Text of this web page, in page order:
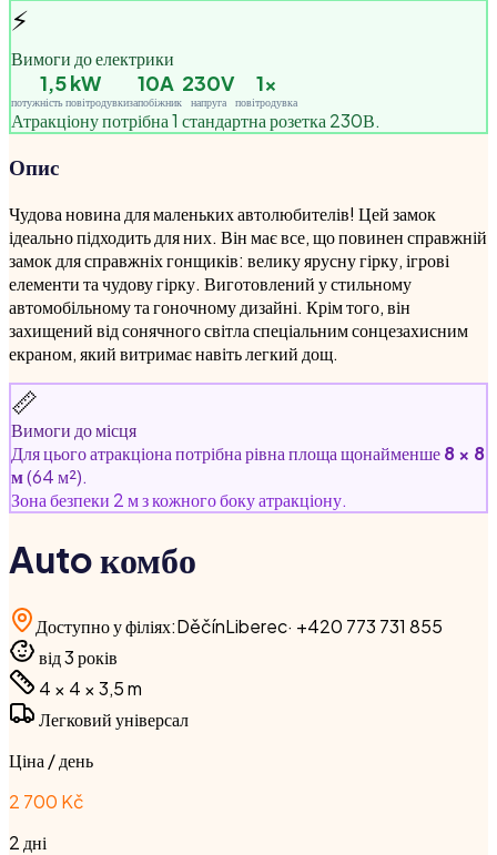
⚡
Вимоги до електрики
1,5kW
потужність повітродувки
10A
запобіжник
230V
напруга
1×
повітродувка
Атракціону потрібна 1 стандартна розетка 230В.
Опис
Чудова новина для маленьких автолюбителів! Цей замок
ідеально підходить для них. Він має все, що повинен справжній
замок для справжніх гонщиків: велику ярусну гірку, ігрові
елементи та чудову гірку. Виготовлений у стильному
автомобільному та гоночному дизайні. Крім того, він
захищений від сонячного світла спеціальним сонцезахисним
екраном, який витримає навіть легкий дощ.
📏
Вимоги до місця
Для цього атракціона потрібна рівна площа щонайменше8 × 8
м(64 м²).
Зона безпеки 2 м з кожного боку атракціону.
Auto комбо
Доступно у філіях:DěčínLiberec· +420 773 731 855
від 3 років
4 × 4 × 3,5m
Легковий універсал
Ціна / день
2 700 Kč
2 дні